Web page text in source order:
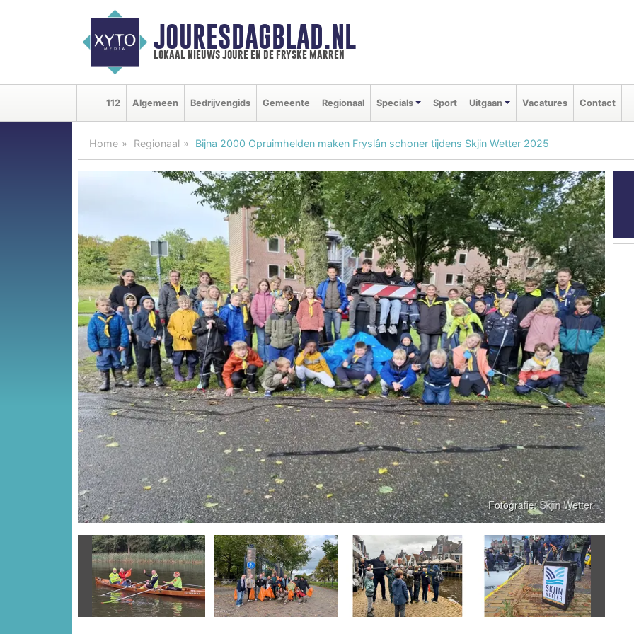
JOURESDAGBLAD.NL
lokaal nieuws joure en de fryske marren
112 Algemeen Bedrijvengids Gemeente Regionaal Specials Sport Uitgaan Vacatures Contact
Home Regionaal Bijna 2000 Opruimhelden maken Fryslân schoner tijdens Skjin Wetter 2025
Vorige